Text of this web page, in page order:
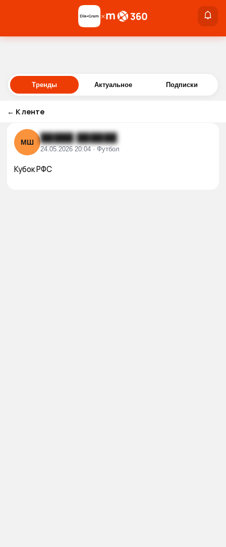
Войти
×
Тренды Актуальное Подписки
← К ленте
МШ █████ ██████
24.05.2026 20:04 · Футбол
Кубок РФС